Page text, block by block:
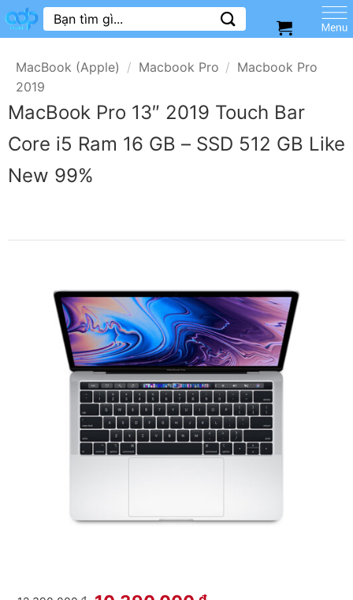
Skip
to
Tìm
kiếm:
MacBook (Apple) / Macbook Pro / Macbook Pro
2019
MacBook Pro 13″ 2019 Touch Bar
Core i5 Ram 16 GB – SSD 512 GB Like
New 99%